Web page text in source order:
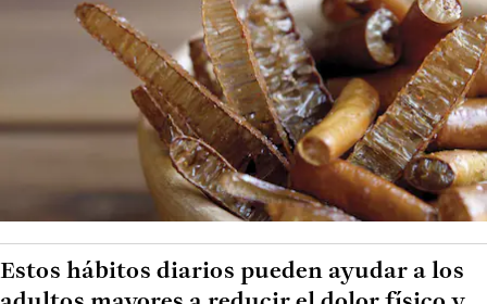
Estos hábitos diarios pueden ayudar a los